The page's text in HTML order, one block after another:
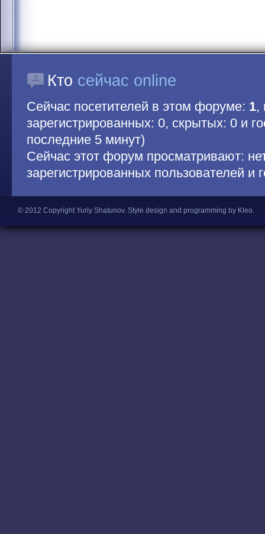
Кто сейчас online
Сейчас посетителей в этом форуме: 1,
зарегистрированных: 0, скрытых: 0 и
последние 5 минут)
Сейчас этот форум просматривают:
зарегистрированных пользователей и
© 2012 Copyright Yuriy Shatunov. Style design and programming by Kleo.